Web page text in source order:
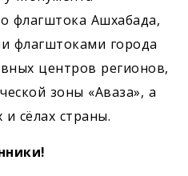
флагштока Ашхабада,
флагштоками города
центров регионов,
зоны «Аваза», а
сёлах страны.